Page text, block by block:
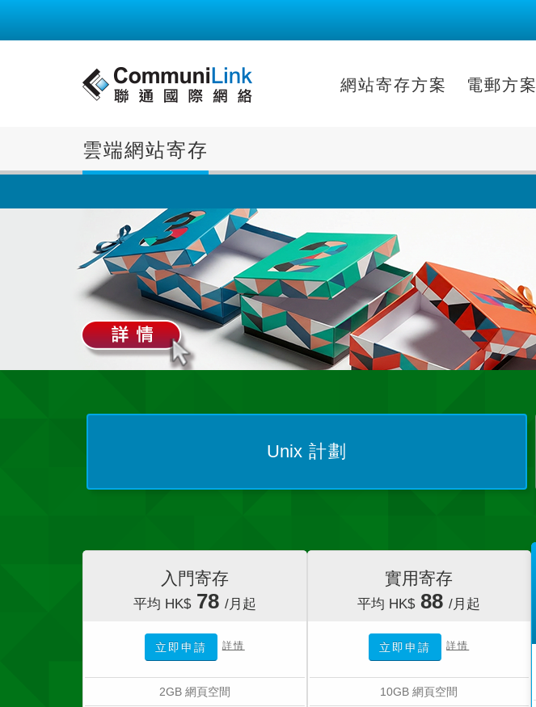
網站寄存方案 電郵方案
雲端網站寄存
Unix計劃
入門寄存
平均 HK$ 78 /月起
立即申請 詳情
2GB 網頁空間
實用寄存
平均 HK$ 88 /月起
立即申請 詳情
10GB 網頁空間